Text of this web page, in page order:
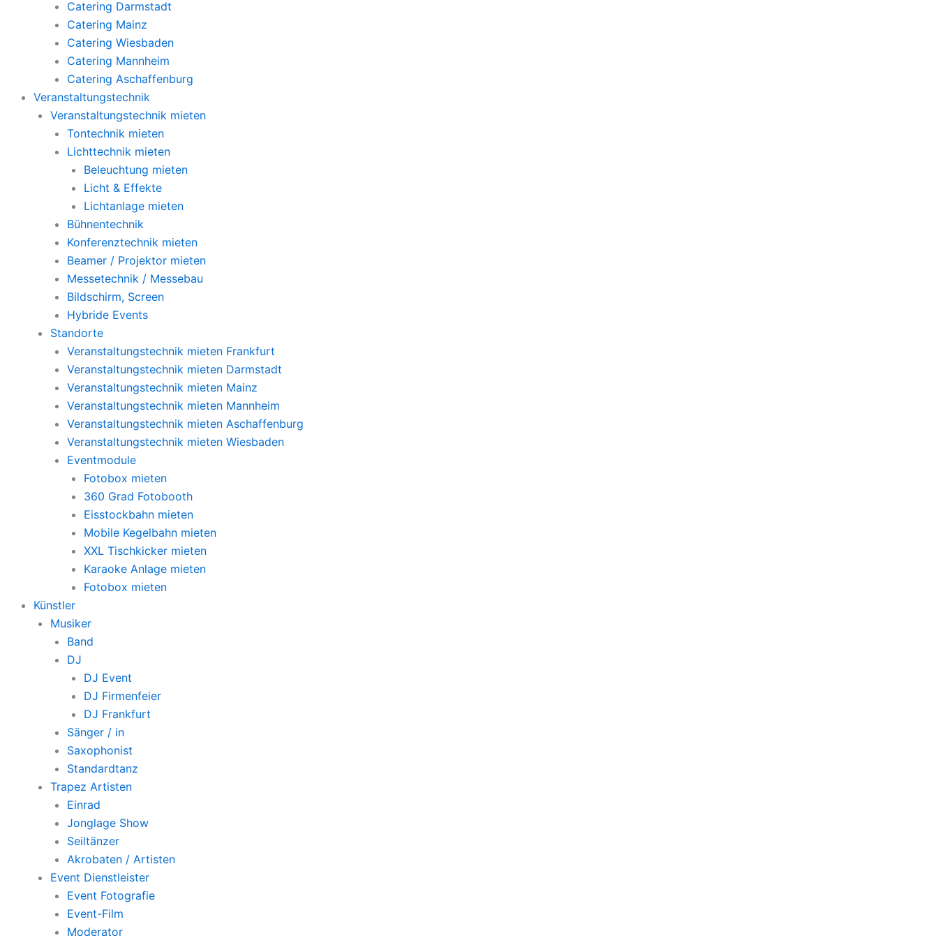
Catering Darmstadt
Catering Mainz
Catering Wiesbaden
Catering Mannheim
Catering Aschaffenburg
Veranstaltungstechnik
Veranstaltungstechnik mieten
Tontechnik mieten
Lichttechnik mieten
Beleuchtung mieten
Licht & Effekte
Lichtanlage mieten
Bühnentechnik
Konferenztechnik mieten
Beamer / Projektor mieten
Messetechnik / Messebau
Bildschirm, Screen
Hybride Events
Standorte
Veranstaltungstechnik mieten Frankfurt
Veranstaltungstechnik mieten Darmstadt
Veranstaltungstechnik mieten Mainz
Veranstaltungstechnik mieten Mannheim
Veranstaltungstechnik mieten Aschaffenburg
Veranstaltungstechnik mieten Wiesbaden
Eventmodule
Fotobox mieten
360 Grad Fotobooth
Eisstockbahn mieten
Mobile Kegelbahn mieten
XXL Tischkicker mieten
Karaoke Anlage mieten
Fotobox mieten
Künstler
Musiker
Band
DJ
DJ Event
DJ Firmenfeier
DJ Frankfurt
Sänger / in
Saxophonist
Standardtanz
Trapez Artisten
Einrad
Jonglage Show
Seiltänzer
Akrobaten / Artisten
Event Dienstleister
Event Fotografie
Event-Film
Moderator